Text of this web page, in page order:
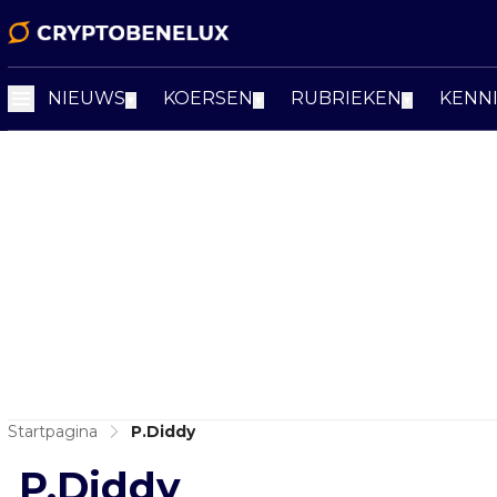
NIEUWS KOERSEN RUBRIEKEN
Startpagina P.Diddy
P.Diddy